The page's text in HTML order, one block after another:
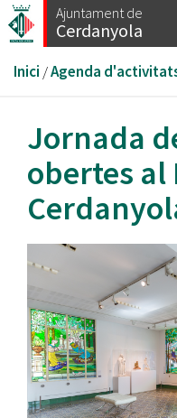
Vés
al
Ajuntament de
Cerdanyola
Esteu
aquí
Inici /Agenda
Jornada
obertes al